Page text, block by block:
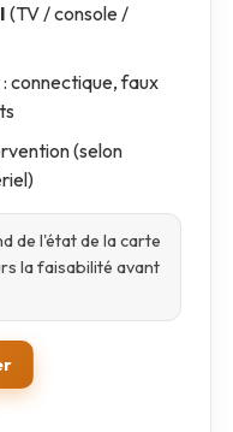
(TV / console /
: connectique, faux
(selon
de l'état de la carte
la faisabilité avant